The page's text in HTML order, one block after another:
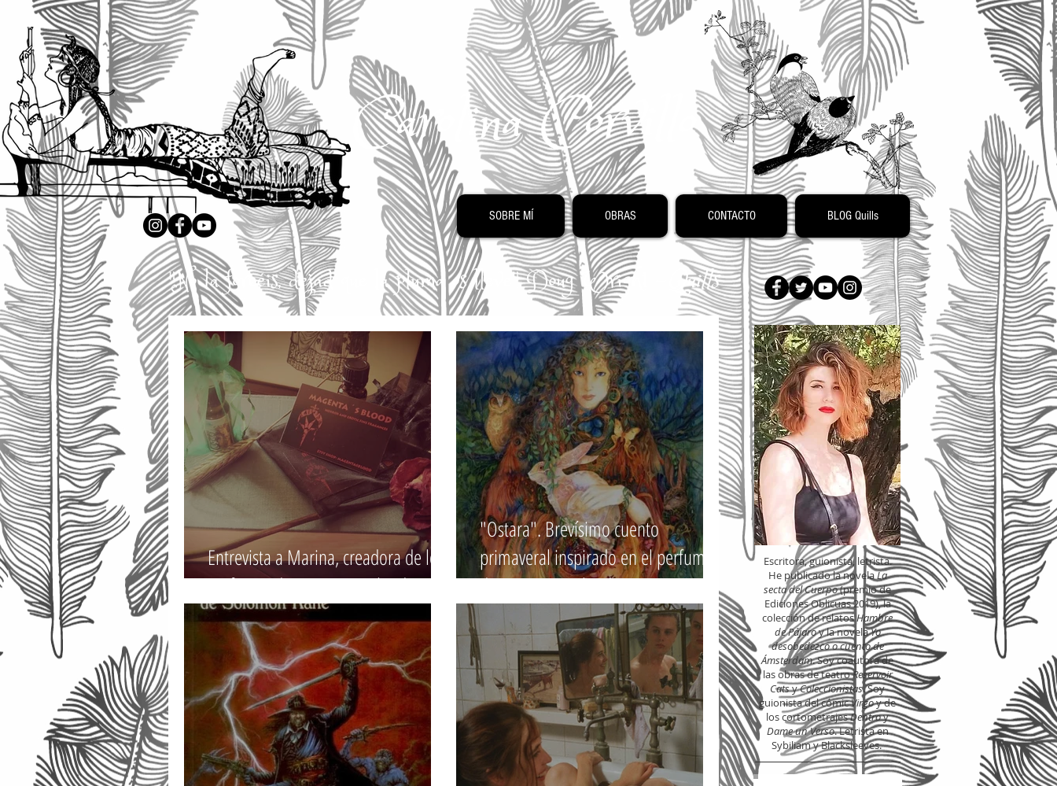
Carolina Corvillo
SOBRE MÍ OBRAS CONTACTO BLOG Quills
"No la forcéis, dejad que la pluma os lleve" Doug Wright - Quills
Entrevista a Marina, creadora de los
perfumes de Magenta's Blood
"Ostara". Brevísimo cuento
primaveral inspirado en el perfume
de Magenta's Blood.
Escritora, guionista, letrista.
He publicado la novelaLa
secta del Cuerpo(premio de
Ediciones Oblicuas 2019), la
colección de relatosHambre
de Pájaroy la novelaYo
desobedezco o cuento de
Ámsterdam. Soy coautora de
las obras de teatroReservoir
CatsyColeccionistas. Soy
guionista del cómicVirgoy de
los cortometrajesDentroy
Dame un Verso. Letrista en
Sybiliam y Blacksleeves.